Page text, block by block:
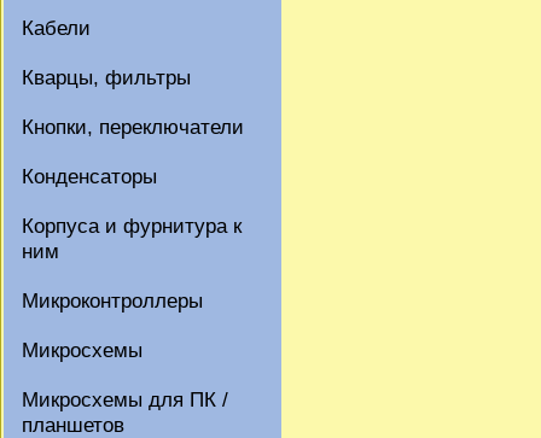
Кабели
Кварцы, фильтры
Кнопки, переключатели
Конденсаторы
Корпуса и фурнитура к
ним
Микроконтроллеры
Микросхемы
Микросхемы для ПК /
планшетов